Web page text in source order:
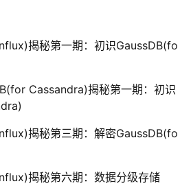
揭秘第一期：初识GaussDB(fo
Cassandra)揭秘第一期：初识
揭秘第三期：解密GaussDB(fo
揭秘第六期：数据分级存储